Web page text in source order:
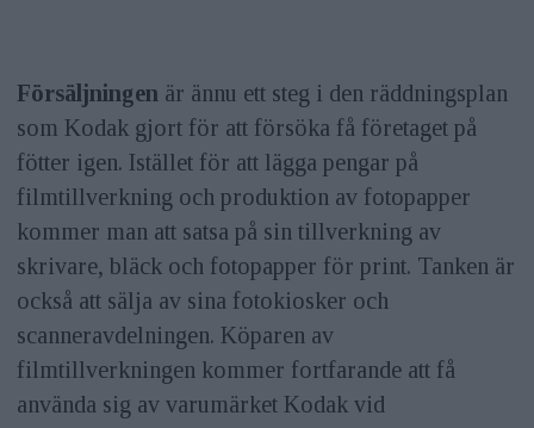
Försäljningen är ännu ett steg i den räddningsplan
som Kodak gjort för att försöka få företaget på
fötter igen. Istället för att lägga pengar på
filmtillverkning och produktion av fotopapper
kommer man att satsa på sin tillverkning av
skrivare, bläck och fotopapper för print. Tanken är
också att sälja av sina fotokiosker och
scanneravdelningen. Köparen av
filmtillverkningen kommer fortfarande att få
använda sig av varumärket Kodak vid